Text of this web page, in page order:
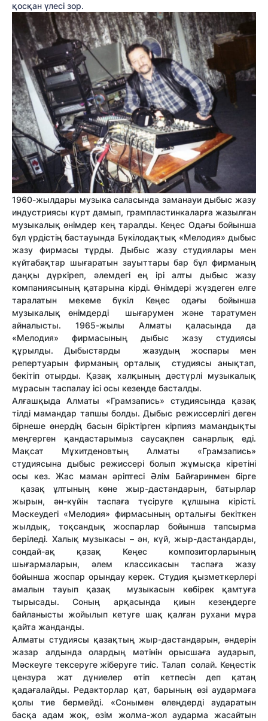
қосқан үлесі зор.
1960-жылдары музыка саласында заманауи дыбыс жазу
индустриясы күрт дамып, грампластинкаларға жазылған
музыкалық өнімдер кең таралды. Кеңес Одағы бойынша
бұл үрдістің бастауында Бүкілодақтық «Мелодия» дыбыс
жазу фирмасы тұрды. Дыбыс жазу студиялары мен
күйтабақтар шығаратын зауыттары бар бұл фирманың
даңқы дүркіреп, әлемдегі ең ірі алты дыбыс жазу
компаниясының қатарына кірді. Өнімдері жүздеген елге
таралатын мекеме бүкіл Кеңес одағы бойынша
музыкалық өнімдерді шығарумен және таратумен
айналысты. 1965-жылы Алматы қаласында да
«Мелодия» фирмасының дыбыс жазу студиясы
құрылды. Дыбыстарды жазудың жоспары мен
репертуарын фирманың орталық студиясы анықтап,
бекітіп отырды. Қазақ халқының дәстүрлі музыкалық
мұрасын таспалау ісі осы кезеңде басталды.
Алғашқыда Алматы «Грамзапись» студиясында қазақ
тілді мамандар тапшы болды. Дыбыс режиссерлігі деген
бірнеше өнердің басын біріктірген кірпияз мамандықты
меңгерген қандастарымыз саусақпен санарлық еді.
Мақсат Мұхитденовтың Алматы «Грамзапись»
студиясына дыбыс режиссері болып жұмысқа кіретіні
осы кез. Жас маман әріптесі Әлім Байғаринмен бірге
қазақ ұлтының көне жыр-дастандарын, батырлар
жырын, ән-күйін таспаға түсіруге құлшына кірісті.
Мәскеудегі «Мелодия» фирмасының орталығы бекіткен
жылдық, тоқсандық жоспарлар бойынша тапсырма
беріледі. Халық музыкасы – ән, күй, жыр-дастандарды,
сондай-ақ қазақ Кеңес композиторларының
шығармаларын, әлем классикасын таспаға жазу
бойынша жоспар орындау керек. Студия қызметкерлері
амалын тауып қазақ музыкасын көбірек қамтуға
тырысады. Соның арқасында қиын кезеңдерге
байланысты жойылып кетуге шақ қалған рухани мұра
қайта жанданды.
Алматы студиясы қазақтың жыр-дастандарын, әндерін
жазар алдында олардың мәтінін орысшаға аударып,
Мәскеуге тексеруге жіберуге тиіс. Талап солай. Кеңестік
цензура жат дүниелер өтіп кетпесін деп қатаң
қадағалайды. Редакторлар қат, барының өзі аудармаға
қолы тие бермейді. «Сонымен өлеңдерді аударатын
басқа адам жоқ, өзім жолма-жол аударма жасайтын